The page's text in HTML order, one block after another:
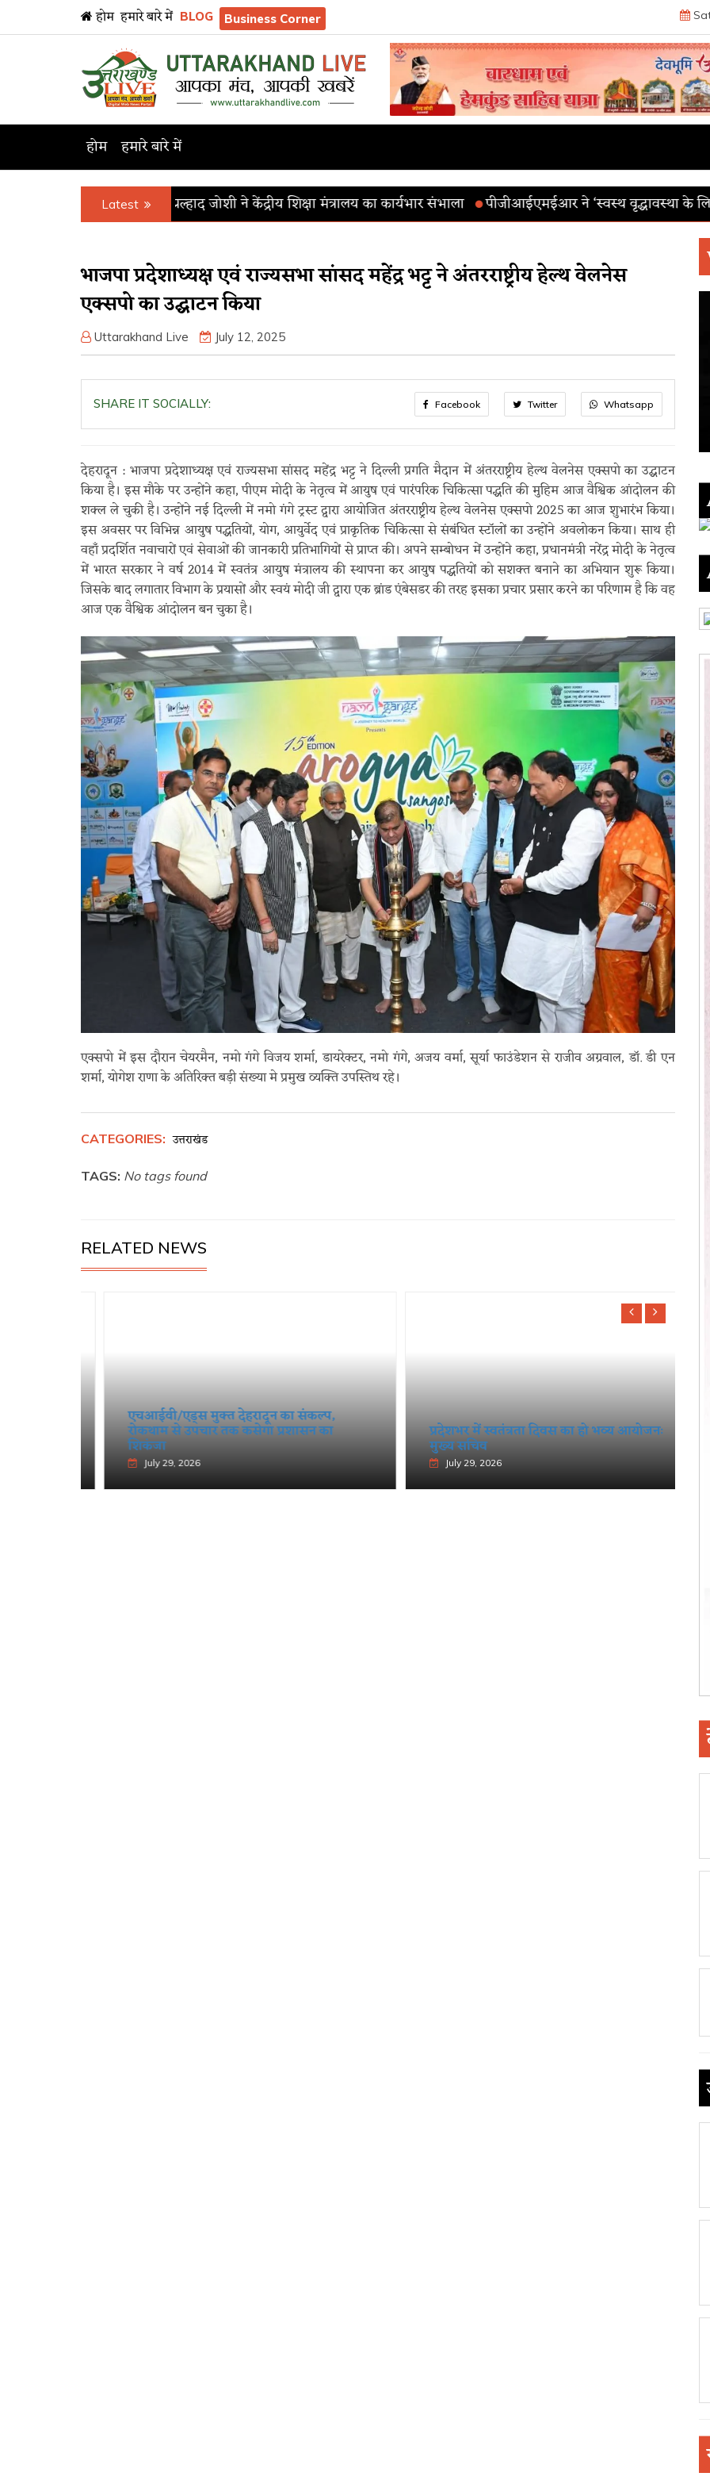
होम हमारे बारे में BLOG Business Corner
होम हमारे बारे में
Latest
केंद्रीय मंत्री प्रल्हाद जोशी ने केंद्रीय शिक्षा मंत्रालय का कार्यभार संभाला पीजीआईएमईआर ने ‘स्वस्थ वृद्धावस्था के लिए योग’ थीम
भाजपा प्रदेशाध्यक्ष एवं राज्यसभा सांसद महेंद्र भट्ट ने अंतरराष्ट्रीय हेल्थ वेलनेस
एक्सपो का उद्घाटन किया
Uttarakhand Live July 12, 2025
SHARE IT SOCIALLY: Facebook Twitter Whatsapp
देहरादून : भाजपा प्रदेशाध्यक्ष एवं राज्यसभा सांसद महेंद्र भट्ट ने दिल्ली प्रगति मैदान में अंतरराष्ट्रीय हेल्थ वेलनेस एक्सपो का उद्घाटन
किया है। इस मौके पर उन्होंने कहा, पीएम मोदी के नेतृत्व में आयुष एवं पारंपरिक चिकित्सा पद्धति की मुहिम आज वैश्विक आंदोलन की
शक्ल ले चुकी है। उन्होंने नई दिल्ली में नमो गंगे ट्रस्ट द्वारा आयोजित अंतरराष्ट्रीय हेल्थ वेलनेस एक्सपो 2025 का आज शुभारंभ किया।
इस अवसर पर विभिन्न आयुष पद्धतियों, योग, आयुर्वेद एवं प्राकृतिक चिकित्सा से संबंधित स्टॉलों का उन्होंने अवलोकन किया। साथ ही
वहाँ प्रदर्शित नवाचारों एवं सेवाओं की जानकारी प्रतिभागियों से प्राप्त की। अपने सम्बोधन में उन्होंने कहा, प्रधानमंत्री नरेंद्र मोदी के नेतृत्व
में भारत सरकार ने वर्ष 2014 में स्वतंत्र आयुष मंत्रालय की स्थापना कर आयुष पद्धतियों को सशक्त बनाने का अभियान शुरू किया।
जिसके बाद लगातार विभाग के प्रयासों और स्वयं मोदी जी द्वारा एक ब्रांड एंबेसडर की तरह इसका प्रचार प्रसार करने का परिणाम है कि वह
आज एक वैश्विक आंदोलन बन चुका है।
एक्सपो में इस दौरान चेयरमैन, नमो गंगे विजय शर्मा, डायरेक्टर, नमो गंगे, अजय वर्मा, सूर्या फाउंडेशन से राजीव अग्रवाल, डॉ. डी एन
शर्मा, योगेश राणा के अतिरिक्त बड़ी संख्या मे प्रमुख व्यक्ति उपस्तिथ रहे।
CATEGORIES: उत्तराखंड
TAGS: No tags found
RELATED NEWS
एचआईवी/एड्स मुक्त देहरादून का संकल्प,
रोकथाम से उपचार तक कसेगा प्रशासन का
शिकंजा
July 29, 2026
प्रदेशभर में स्वतंत्रता दिवस का हो भव्य आयोजनः
मुख्य सचिव
July 29, 2026